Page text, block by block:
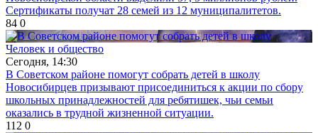
Сертификаты получат 28 семей из 12 муниципалитетов.
84 0
Человек и общество
Сегодня, 14:30
В Советском районе помогут собрать детей в школу
Новосибирцев призывают присоединиться к акции по сбору
школьных принадлежностей для ребятишек, чьи семьи
оказались в трудной жизненной ситуации.
112 0